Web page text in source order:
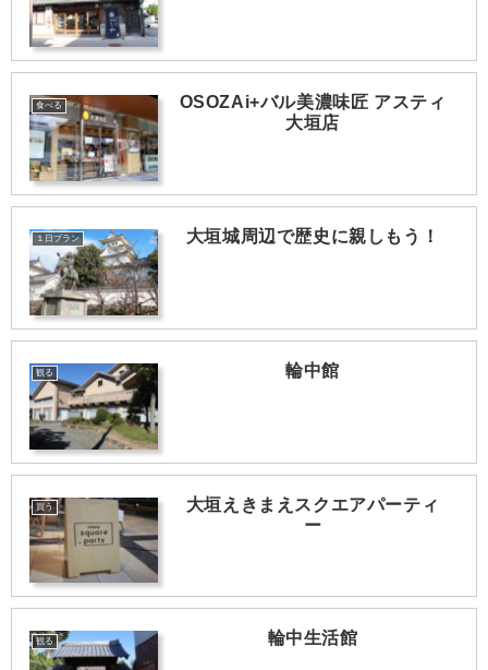
食べる
OSOZAi+バル美濃味匠 アスティ
大垣店
１日プラン 大垣城周辺で歴史に親しもう！
観る 輪中館
買う
大垣えきまえスクエアパーティ
ー
観る 輪中生活館